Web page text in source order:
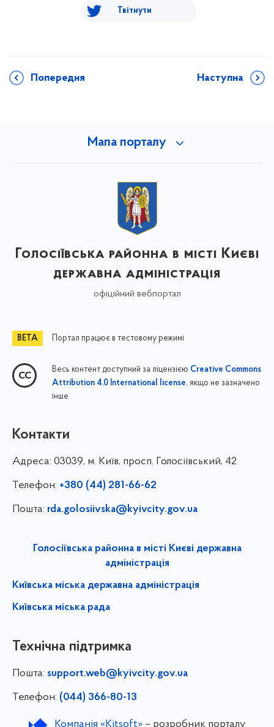
Твітнути
Попередня Наступна
Мапа порталу
Голосіївська районна в місті Києві
державна адміністрація
офіційний вебпортал
Портал працює в тестовому режимі
Весь контент доступний за ліцензією Creative Commons
Attribution 4.0 International license, якщо не зазначено
інше
Контакти
Адреса: 03039, м. Київ, просп. Голосіївський, 42
Телефон: +380 (44) 281-66-62
Пошта: rda.golosiivska@kyivcity.gov.ua
Голосіївська районна в місті Києві державна
адміністрація
Київська міська державна адміністрація
Київська міська рада
Технічна підтримка
Пошта: support.web@kyivcity.gov.ua
Телефон: (044) 366-80-13
Компанія «Kitsoft»– розробник порталу